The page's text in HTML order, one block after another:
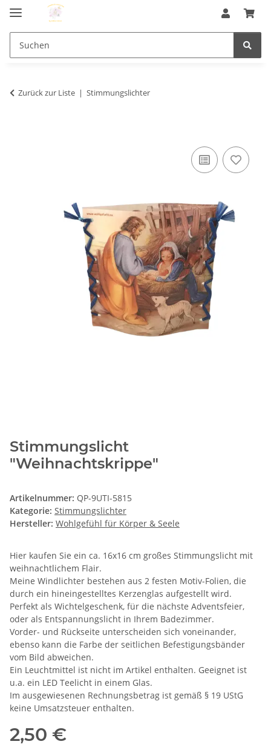
Zurück zur Liste Stimmungslichter
Stimmungslicht
"Weihnachtskrippe"
Artikelnummer: QP-9UTI-5815
Kategorie: Stimmungslichter
Hersteller: Wohlgefühl für Körper & Seele
Hier kaufen Sie ein ca. 16x16 cm großes Stimmungslicht mit
weihnachtlichem Flair.
Meine Windlichter bestehen aus 2 festen Motiv-Folien, die
durch ein hineingestelltes Kerzenglas aufgestellt wird.
Perfekt als Wichtelgeschenk, für die nächste Adventsfeier,
oder als Entspannungslicht in Ihrem Badezimmer.
Vorder- und Rückseite unterscheiden sich voneinander,
ebenso kann die Farbe der seitlichen Befestigungsbänder
vom Bild abweichen.
Ein Leuchtmittel ist nicht im Artikel enthalten. Geeignet ist
u.a. ein LED Teelicht in einem Glas.
Im ausgewiesenen Rechnungsbetrag ist gemäß § 19 UStG
keine Umsatzsteuer enthalten.
2,50 €